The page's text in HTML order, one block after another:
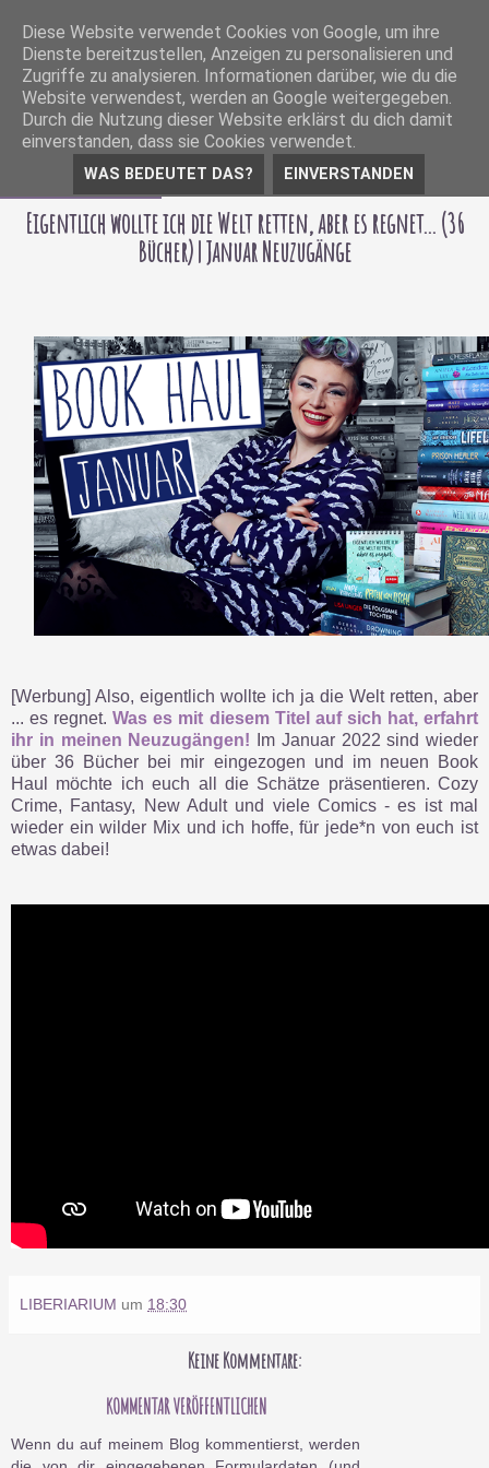
Eigentlich wollte ich die Welt retten, aber es regnet... (36
Bücher) | Januar Neuzugänge
[Werbung] Also, eigentlich wollte ich ja die Welt retten, aber
... es regnet.Was es mit diesem Titel auf sich hat, erfahrt
ihr in meinen Neuzugängen! Im Januar 2022 sind wieder
über 36 Bücher bei mir eingezogen und im neuen Book
Haul möchte ich euch all die Schätze präsentieren. Cozy
Crime, Fantasy, New Adult und viele Comics - es ist mal
wieder ein wilder Mix und ich hoffe, für jede*n von euch ist
etwas dabei!
LIBERIARIUM um 18:30
Keine Kommentare:
KOMMENTAR VERÖFFENTLICHEN
Wenn du auf meinem Blog kommentierst, werden
Diese Website verwendet Cookies von Google, um ihre
Dienste bereitzustellen, Anzeigen zu personalisieren und
Zugriffe zu analysieren. Informationen darüber, wie du die
Website verwendest, werden an Google weitergegeben.
Durch die Nutzung dieser Website erklärst du dich damit
einverstanden, dass sie Cookies verwendet.
WAS BEDEUTET DAS? EINVERSTANDEN